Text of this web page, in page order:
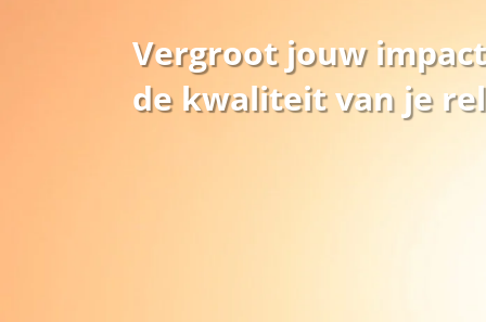
Vergroot jouw
de kwaliteit van je